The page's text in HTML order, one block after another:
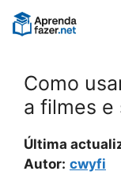
Pular
para
Como
a filmes e
Última
Autor: cwyfi